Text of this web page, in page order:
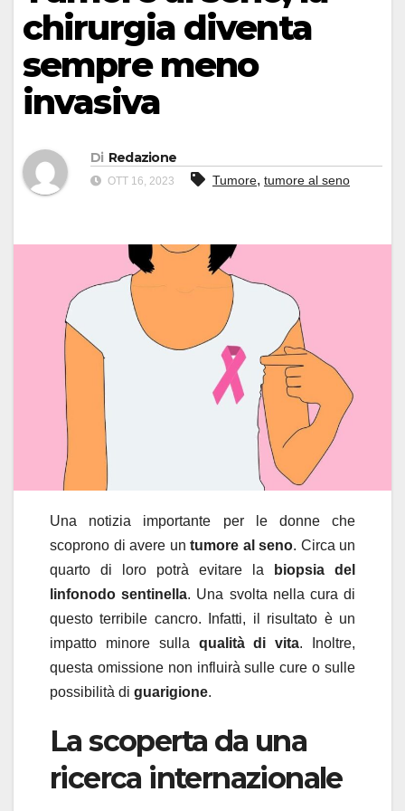
chirurgia diventa
sempre meno
invasiva
Di Redazione
OTT 16, 2023 Tumore, tumore al seno
Una notizia importante per le donne che
scoprono di avere un tumore al seno. Circa un
quarto di loro potrà evitare la
biopsia del
linfonodo sentinella. Una svolta nella cura di
questo terribile cancro. Infatti, il risultato è un
impatto minore sulla qualità di vita. Inoltre,
questa omissione non influirà sulle cure o sulle
possibilità di guarigione.
La scoperta da una
ricerca internazionale